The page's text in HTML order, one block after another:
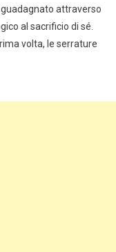
attraverso
al sacrificio di sé.
volta, le serrature